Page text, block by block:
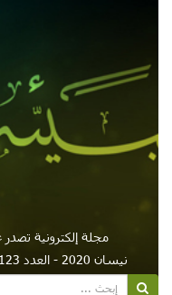
مجلة إلكترونية
نيسان 2020 - العدد 123 (2020-04-01)